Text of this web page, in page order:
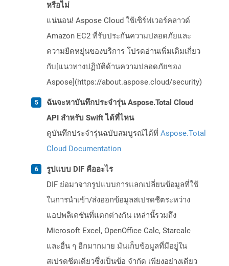
หรือไม่
แน่นอน! Aspose Cloud ใช้เซิร์ฟเวอร์คลาวด์
Amazon EC2 ที่รับประกันความปลอดภัยและ
ความยืดหยุ่นของบริการ โปรดอ่านเพิ่มเติมเกี่ยว
กับ[แนวทางปฏิบัติด้านความปลอดภัยของ
Aspose](https://about.aspose.cloud/security)
ฉันจะหาบันทึกประจำรุ่น Aspose.Total Cloud
API สำหรับ Swift ได้ที่ไหน
ดูบันทึกประจำรุ่นฉบับสมบูรณ์ได้ที่ Aspose.Total
Cloud Documentation
รูปแบบ DIF คืออะไร
DIF ย่อมาจากรูปแบบการแลกเปลี่ยนข้อมูลที่ใช้
ในการนำเข้า/ส่งออกข้อมูลสเปรดชีตระหว่าง
แอปพลิเคชันที่แตกต่างกัน เหล่านี้รวมถึง
Microsoft Excel, OpenOffice Calc, Starcalc
และอื่น ๆ อีกมากมาย มันเก็บข้อมูลที่มีอยู่ใน
สเปรดชีตเดียวซึ่งเป็นข้อ จำกัด เพียงอย่างเดียว